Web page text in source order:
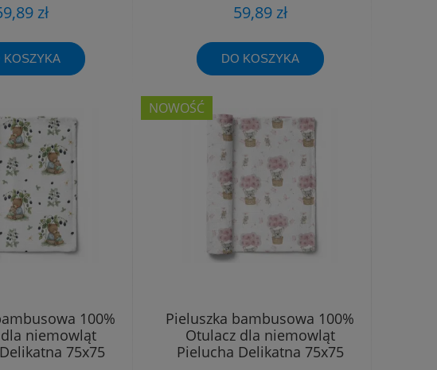
zł
KOSZYKA
59,89 zł
DO KOSZYKA
100%
niemowląt
75x75
Pieluszka bambusowa 100%
Otulacz dla niemowląt
Pielucha Delikatna 75x75
NOWOŚĆ